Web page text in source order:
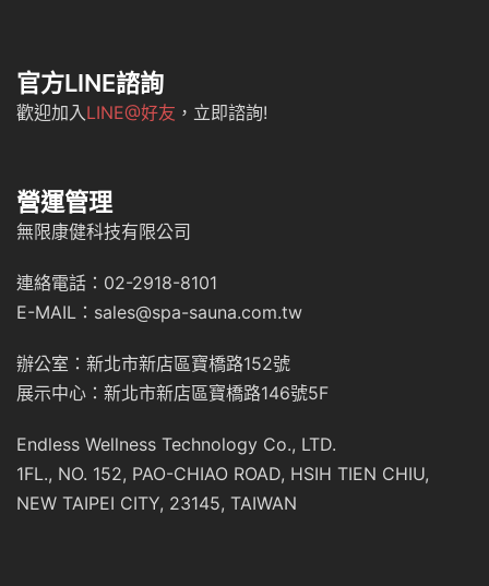
官方LINE諮詢
歡迎加入LINE@好友 ，立即諮詢!
營運管理
無限康健科技有限公司
連絡電話：02-2918-8101
E-MAIL：sales@spa-sauna.com.tw
辦公室：新北市新店區寶橋路152號
展示中心：新北市新店區寶橋路146號5F
Endless Wellness Technology Co., LTD.
1FL., NO. 152, PAO-CHIAO ROAD, HSIH TIEN CHIU,
NEW TAIPEI CITY, 23145, TAIWAN